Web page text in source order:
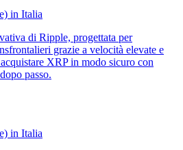
in Italia
di Ripple, progettata per
grazie a velocità elevate e
XRP in modo sicuro con
passo.
in Italia